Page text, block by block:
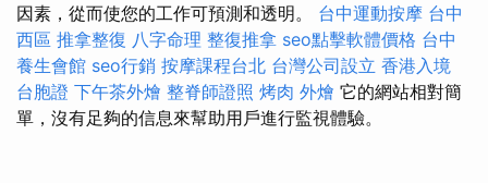
因素，從而使您的工作可預測和透明。 台中運動按摩 台中
西區 推拿整復 八字命理 整復推拿 seo點擊軟體價格 台中
養生會館 seo行銷 按摩課程台北 台灣公司設立 香港入境
台胞證 下午茶外燴 整脊師證照 烤肉 外燴 它的網站相對簡
單，沒有足夠的信息來幫助用戶進行監視體驗。